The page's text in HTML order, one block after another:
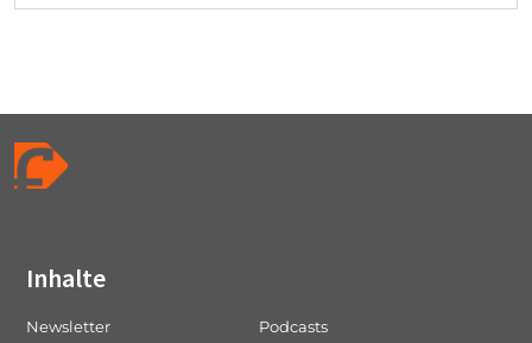
Inhalte
Newsletter
Podcasts